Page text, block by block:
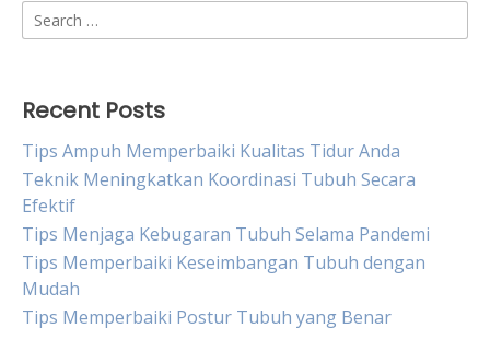
Search
for:
Recent Posts
Tips Ampuh Memperbaiki Kualitas Tidur Anda
Teknik Meningkatkan Koordinasi Tubuh Secara
Efektif
Tips Menjaga Kebugaran Tubuh Selama Pandemi
Tips Memperbaiki Keseimbangan Tubuh dengan
Mudah
Tips Memperbaiki Postur Tubuh yang Benar